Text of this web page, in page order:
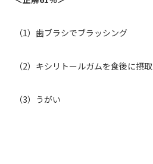
（1）歯ブラシでブラッシング
（2）キシリトールガムを食後に摂取
（3）うがい